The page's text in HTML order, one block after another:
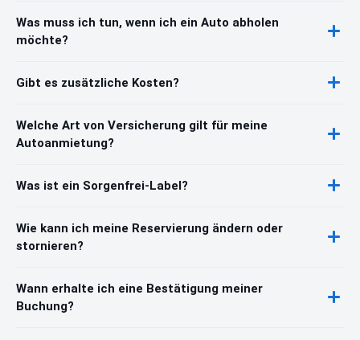
Was muss ich tun, wenn ich ein Auto abholen
möchte?
Gibt es zusätzliche Kosten?
Welche Art von Versicherung gilt für meine
Autoanmietung?
Was ist ein Sorgenfrei-Label?
Wie kann ich meine Reservierung ändern oder
stornieren?
Wann erhalte ich eine Bestätigung meiner
Buchung?